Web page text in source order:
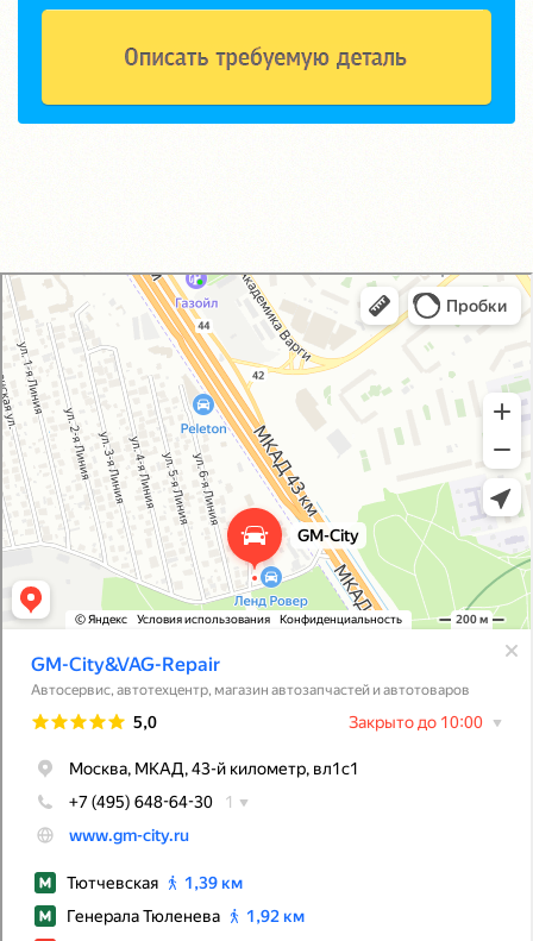
GM-City&VAG-Repair
Автосервис, автотехцентр в Москве
Магазин автозапчастей и автотоваров в Москве